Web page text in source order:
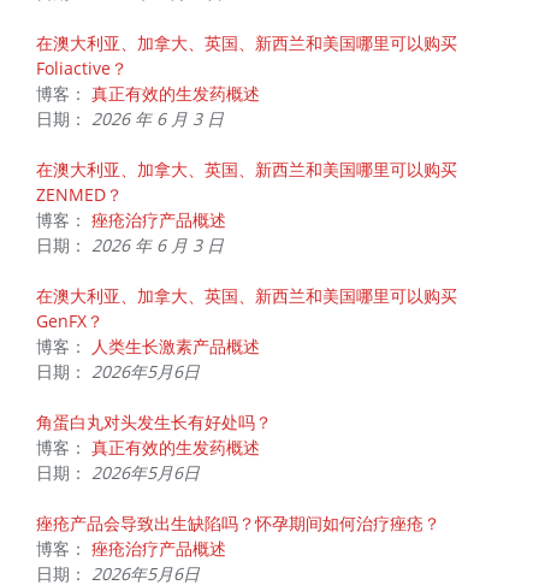
在澳大利亚、加拿大、英国、新西兰和美国哪里可以购买
Foliactive？
博客： 真正有效的生发药概述
日期： 2026 年 6 月 3 日
在澳大利亚、加拿大、英国、新西兰和美国哪里可以购买
ZENMED？
博客： 痤疮治疗产品概述
日期： 2026 年 6 月 3 日
在澳大利亚、加拿大、英国、新西兰和美国哪里可以购买
GenFX？
博客：
人类生长激素产品概述
日期： 2026年5月6日
角蛋白丸对头发生长有好处吗？
博客： 真正有效的生发药概述
日期： 2026年5月6日
痤疮产品会导致出生缺陷吗？怀孕期间如何治疗痤疮？
博客： 痤疮治疗产品概述
日期： 2026年5月6日